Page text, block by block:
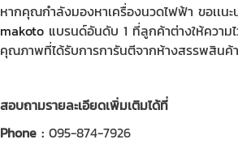
หากคุณกำลังมองหาเครื่องนวดไฟฟ้า ขอเเนะ
makoto แบรนด์อันดับ 1 ที่ลูกค้าต่างให้ความไ
คุณภาพที่ได้รับการการันตีจากห้างสรรพสินค้
สอบถามรายละเอียดเพิ่มเติมได้ที่
Phone : 095-874-7926